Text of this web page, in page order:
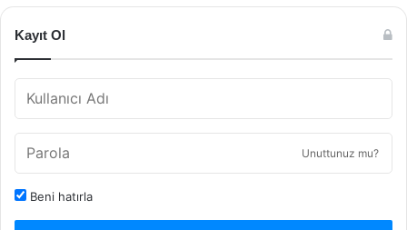
Kayıt Ol
Unuttunuz mu?
Beni hatırla